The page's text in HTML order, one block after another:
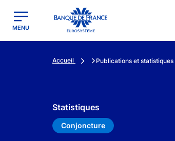
Banque de France - Menu Principal
MENU
Accueil Publications et statistiques
Statistiques
Conjoncture